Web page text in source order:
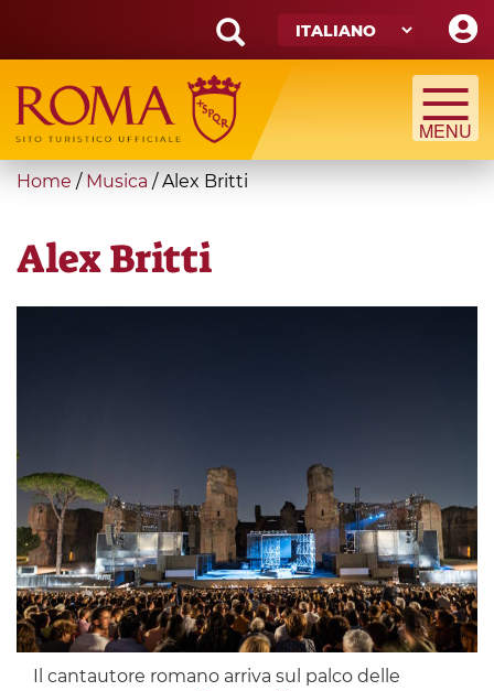
main
content
Search
form
Cerca
You
here
Home / Musica /Alex Britti
Alex Britti
Il cantautore romano arriva sul palco delle